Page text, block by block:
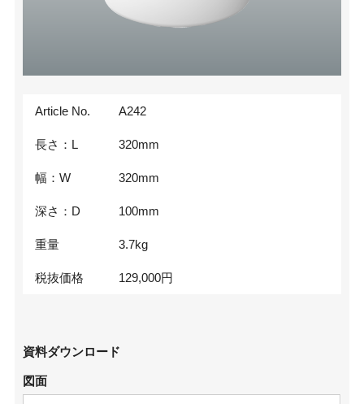
Article No. A242
長さ：L 320mm
幅：W 320mm
深さ：D 100mm
重量 3.7kg
税抜価格 129,000円
資料ダウンロード
図面